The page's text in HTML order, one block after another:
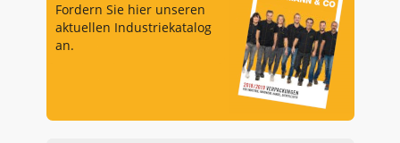
Fordern Sie hier unseren
aktuellen Industriekatalog
an.